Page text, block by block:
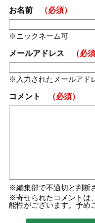
お名前 （必須）
ニックネーム可
メールアドレス （必須
入力されたメールアド
コメント （必須）
編集部で不適切と判断
寄せられたコメントは
能性がございます。予め